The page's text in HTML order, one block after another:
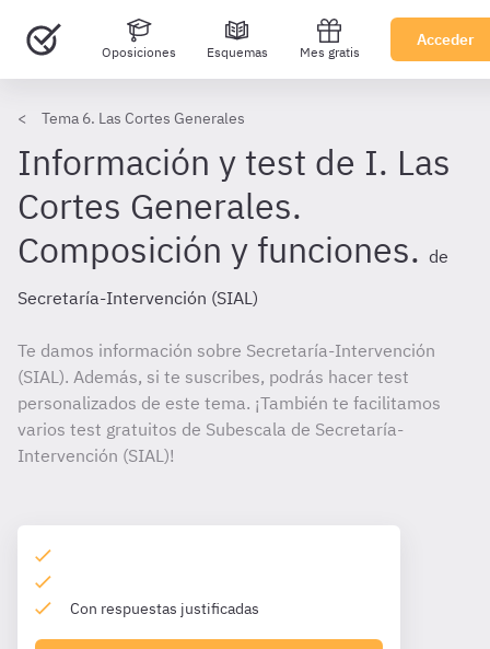
Oposiciones Esquemas Mes gratis
Acceder
Tema 6. Las Cortes Generales
Información y test de I. Las
Cortes Generales.
Composición y funciones. de
Secretaría-Intervención (SIAL)
Te damos información sobre Secretaría-Intervención
(SIAL). Además, si te suscribes, podrás hacer test
personalizados de este tema. ¡También te facilitamos
varios test gratuitos de Subescala de Secretaría-
Intervención (SIAL)!
Con respuestas justificadas